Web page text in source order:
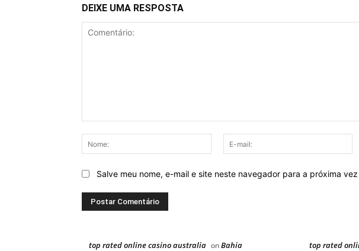
DEIXE UMA RESPOSTA
Nome:
Salve meu nome, e-mail e site neste navegador para a próxima
top rated online casino australia onBahia
top rated